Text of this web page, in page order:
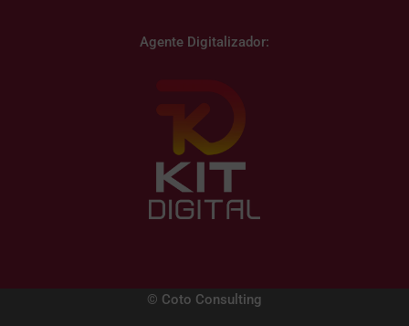
Agente Digitalizador:
© Coto Consulting